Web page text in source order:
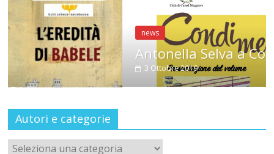
news
Antonella Selva a CondiMenti
3 Ottobre 2019
Autori e categorie